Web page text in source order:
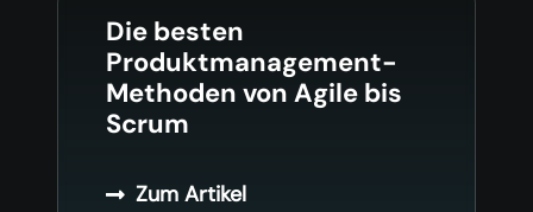
Die besten
Produktmanagement-
Methoden von Agile bis
Scrum
Zum Artikel